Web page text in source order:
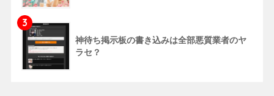
3
神待ち掲示板の書き込みは全部悪質業者のヤ
ラセ？